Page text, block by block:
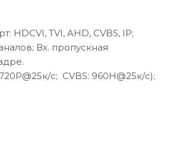
HDCVI, TVI, AHD, CVBS, IP;
Вх. пропускная
с; CVBS: 960H@25к/с);